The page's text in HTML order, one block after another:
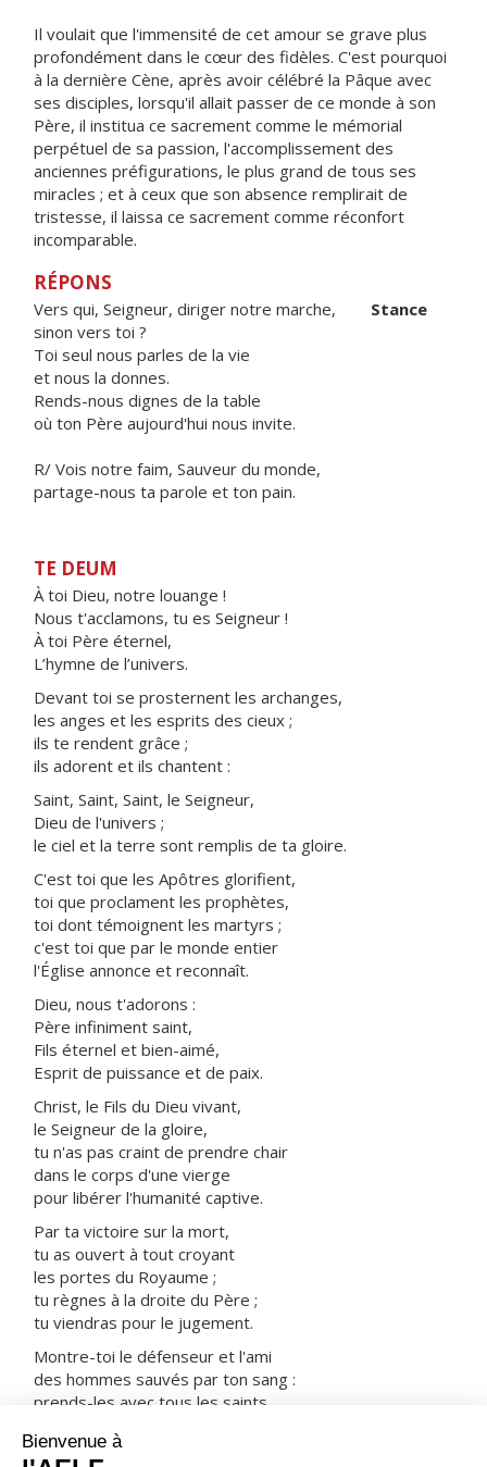
Il voulait que l'immensité de cet amour se grave plus
profondément dans le cœur des fidèles. C'est pourquoi
à la dernière Cène, après avoir célébré la Pâque avec
ses disciples, lorsqu'il allait passer de ce monde à son
Père, il institua ce sacrement comme le mémorial
perpétuel de sa passion, l'accomplissement des
anciennes préfigurations, le plus grand de tous ses
miracles ; et à ceux que son absence remplirait de
tristesse, il laissa ce sacrement comme réconfort
incomparable.
RÉPONS
Vers qui, Seigneur, diriger notre marche, Stance
sinon vers toi ?
Toi seul nous parles de la vie
et nous la donnes.
Rends-nous dignes de la table
où ton Père aujourd'hui nous invite.
R/ Vois notre faim, Sauveur du monde,
partage-nous ta parole et ton pain.
TE DEUM
À toi Dieu, notre louange !
Nous t'acclamons, tu es Seigneur !
À toi Père éternel,
L’hymne de l’univers.
Devant toi se prosternent les archanges,
les anges et les esprits des cieux ;
ils te rendent grâce ;
ils adorent et ils chantent :
Saint, Saint, Saint, le Seigneur,
Dieu de l'univers ;
le ciel et la terre sont remplis de ta gloire.
C'est toi que les Apôtres glorifient,
toi que proclament les prophètes,
toi dont témoignent les martyrs ;
c'est toi que par le monde entier
l'Église annonce et reconnaît.
Dieu, nous t'adorons :
Père infiniment saint,
Fils éternel et bien-aimé,
Esprit de puissance et de paix.
Christ, le Fils du Dieu vivant,
le Seigneur de la gloire,
tu n'as pas craint de prendre chair
dans le corps d'une vierge
pour libérer l'humanité captive.
Par ta victoire sur la mort,
tu as ouvert à tout croyant
les portes du Royaume ;
tu règnes à la droite du Père ;
tu viendras pour le jugement.
Montre-toi le défenseur et l'ami
des hommes sauvés par ton sang :
prends-les avec tous les saints